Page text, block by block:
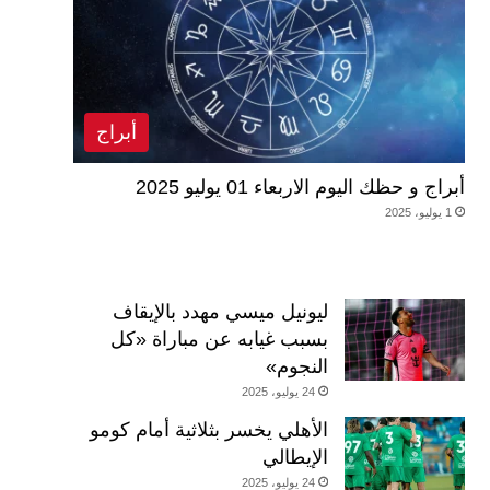
أبراج
أبراج و حظك اليوم الاربعاء 01 يوليو 2025
1 يوليو، 2025
ليونيل ميسي مهدد بالإيقاف
بسبب غيابه عن مباراة «كل
النجوم»
24 يوليو، 2025
الأهلي يخسر بثلاثية أمام كومو
الإيطالي
24 يوليو، 2025